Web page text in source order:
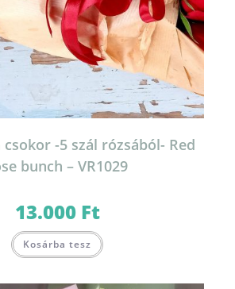
-5 szál rózsából- Red
bunch – VR1029
13.000 Ft
Kosárba tesz